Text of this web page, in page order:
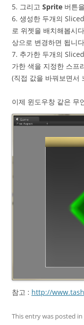
5. 그리고 Sprite 버튼
6. 생성한 두개의
로 위젯을 배치해봅시
상으로 변경하면 됩니
7. 추가한 두개의
가한 색을 지정한 스프
(직접 값을 바꿔보면서
이제 윈도우창 같은 무
참고 : http://
This entry was posted in